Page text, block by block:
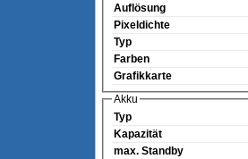
Auflösung
Pixeldichte
Typ
Farben
Grafikkarte
Akku
Typ
Kapazität
max. Standby